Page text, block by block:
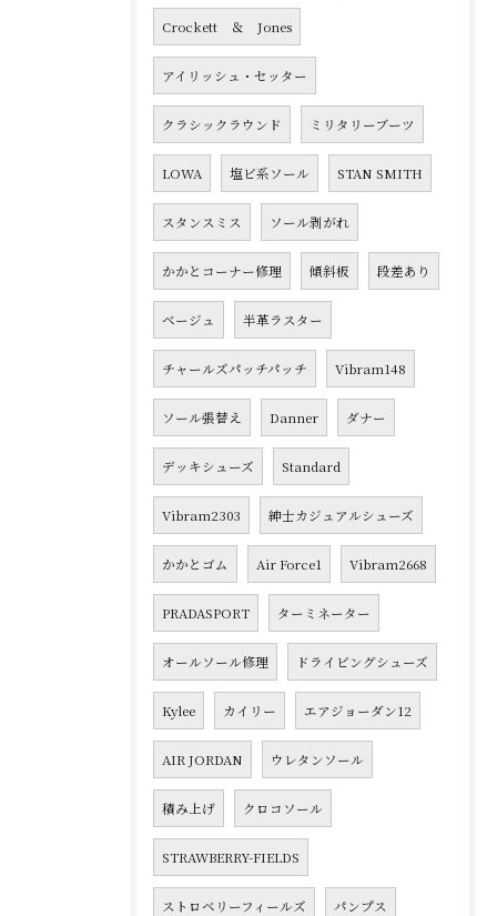
Crockett ＆ Jones
アイリッシュ・セッター
クラシックラウンド ミリタリーブーツ
LOWA 塩ビ系ソール STAN SMITH
スタンスミス ソール剥がれ
かかとコーナー修理 傾斜板 段差あり
ベージュ 半革ラスター
チャールズパッチパッチ Vibram148
ソール張替え Danner ダナー
デッキシューズ Standard
Vibram2303 紳士カジュアルシューズ
かかとゴム Air Force1 Vibram2668
PRADASPORT ターミネーター
オールソール修理 ドライビングシューズ
Kylee カイリー エアジョーダン12
AIR JORDAN ウレタンソール
積み上げ クロコソール
STRAWBERRY-FIELDS
ストロベリーフィールズ パンプス